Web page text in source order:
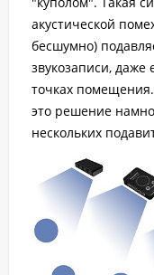
акустической
бесшумно)
звукозаписи,
точках
это решение
нескольких